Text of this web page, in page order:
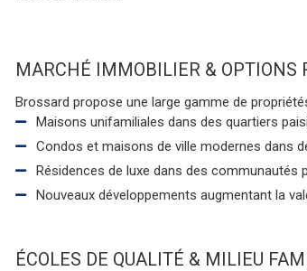
IMMOBILIER & OPTIONS
Brossard propose une large gamme de
Maisons unifamiliales dans des quartiers
Condos et maisons de ville modernes dans
Résidences de luxe dans des communautés
Nouveaux développements augmentant la
DE QUALITÉ & MILIEU